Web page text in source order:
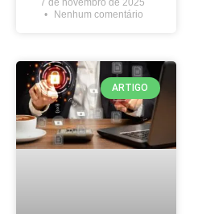
7 de novembro de 2025
Nenhum comentário
ARTIGO